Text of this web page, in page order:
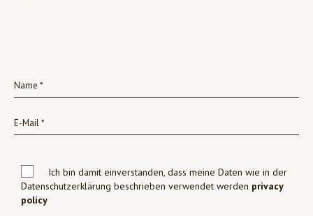
Ich bin damit einverstanden, dass meine Daten wie in der
Datenschutzerklärung beschrieben verwendet werden privacy
policy